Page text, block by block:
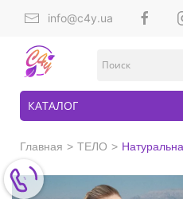
info@c4y.ua
КАТАЛОГ
Главная ТЕЛО